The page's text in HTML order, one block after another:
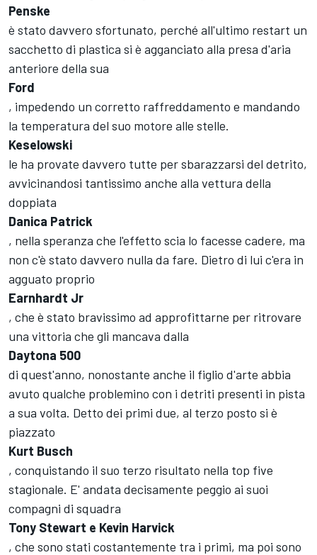
Penske
è stato davvero sfortunato, perché all'ultimo restart un
sacchetto di plastica si è agganciato alla presa d'aria
anteriore della sua
Ford
, impedendo un corretto raffreddamento e mandando
la temperatura del suo motore alle stelle.
Keselowski
le ha provate davvero tutte per sbarazzarsi del detrito,
avvicinandosi tantissimo anche alla vettura della
doppiata
Danica Patrick
, nella speranza che l'effetto scia lo facesse cadere, ma
non c'è stato davvero nulla da fare. Dietro di lui c'era in
agguato proprio
Earnhardt Jr
, che è stato bravissimo ad approfittarne per ritrovare
una vittoria che gli mancava dalla
Daytona 500
di quest'anno, nonostante anche il figlio d'arte abbia
avuto qualche problemino con i detriti presenti in pista
a sua volta. Detto dei primi due, al terzo posto si è
piazzato
Kurt Busch
, conquistando il suo terzo risultato nella top five
stagionale. E' andata decisamente peggio ai suoi
compagni di squadra
Tony Stewart e Kevin Harvick
, che sono stati costantemente tra i primi, ma poi sono